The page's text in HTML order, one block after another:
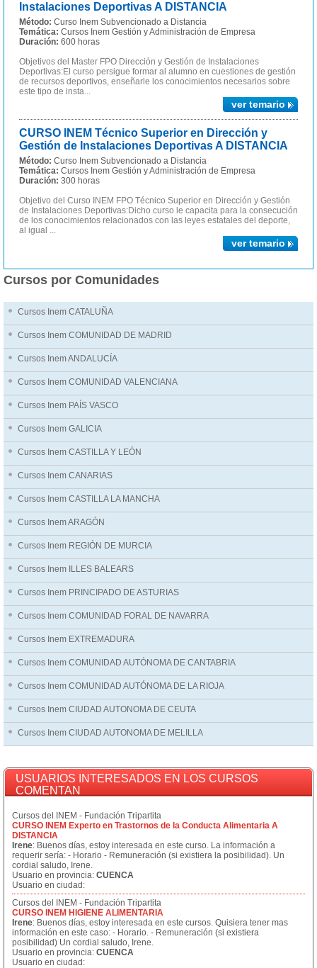
Instalaciones Deportivas A DISTANCIA
Método: Curso Inem Subvencionado a Distancia
Temática: Cursos Inem Gestión y Administración de Empresa
Duración: 600 horas
Objetivos del Master FPO Dirección y Gestión de Instalaciones
Deportivas:El curso persigue formar al alumno en cuestiones de gestión
de recursos deportivos, enseñarle los conocimientos necesarios sobre
este tipo de insta...
ver temario
CURSO INEM Técnico Superior en Dirección y
Gestión de Instalaciones Deportivas A DISTANCIA
Método: Curso Inem Subvencionado a Distancia
Temática: Cursos Inem Gestión y Administración de Empresa
Duración: 300 horas
Objetivo del Curso INEM FPO Técnico Superior en Dirección y Gestión
de Instalaciones Deportivas:Dicho curso le capacita para la consecución
de los conocimientos relacionados con las leyes estatales del deporte,
al igual ...
ver temario
Cursos por Comunidades
Cursos Inem CATALUÑA
Cursos Inem COMUNIDAD DE MADRID
Cursos Inem ANDALUCÍA
Cursos Inem COMUNIDAD VALENCIANA
Cursos Inem PAÍS VASCO
Cursos Inem GALICIA
Cursos Inem CASTILLA Y LEÓN
Cursos Inem CANARIAS
Cursos Inem CASTILLA LA MANCHA
Cursos Inem ARAGÓN
Cursos Inem REGIÓN DE MURCIA
Cursos Inem ILLES BALEARS
Cursos Inem PRINCIPADO DE ASTURIAS
Cursos Inem COMUNIDAD FORAL DE NAVARRA
Cursos Inem EXTREMADURA
Cursos Inem COMUNIDAD AUTÓNOMA DE CANTABRIA
Cursos Inem COMUNIDAD AUTÓNOMA DE LA RIOJA
Cursos Inem CIUDAD AUTONOMA DE CEUTA
Cursos Inem CIUDAD AUTONOMA DE MELILLA
USUARIOS INTERESADOS EN LOS CURSOS
COMENTAN
Cursos del INEM - Fundación Tripartita
CURSO INEM Experto en Trastornos de la Conducta Alimentaria A
DISTANCIA
Irene: Buenos días, estoy interesada en este curso. La información a
requerir sería: - Horario - Remuneración (si existiera la posibilidad). Un
cordial saludo, Irene.
Usuario en provincia: CUENCA
Usuario en ciudad:
Cursos del INEM - Fundación Tripartita
CURSO INEM HIGIENE ALIMENTARIA
Irene: Buenos días, estoy interesada en este cursos. Quisiera tener mas
información en este caso: - Horario. - Remuneración (si existiera
posibilidad) Un cordial saludo, Irene.
Usuario en provincia: CUENCA
Usuario en ciudad: